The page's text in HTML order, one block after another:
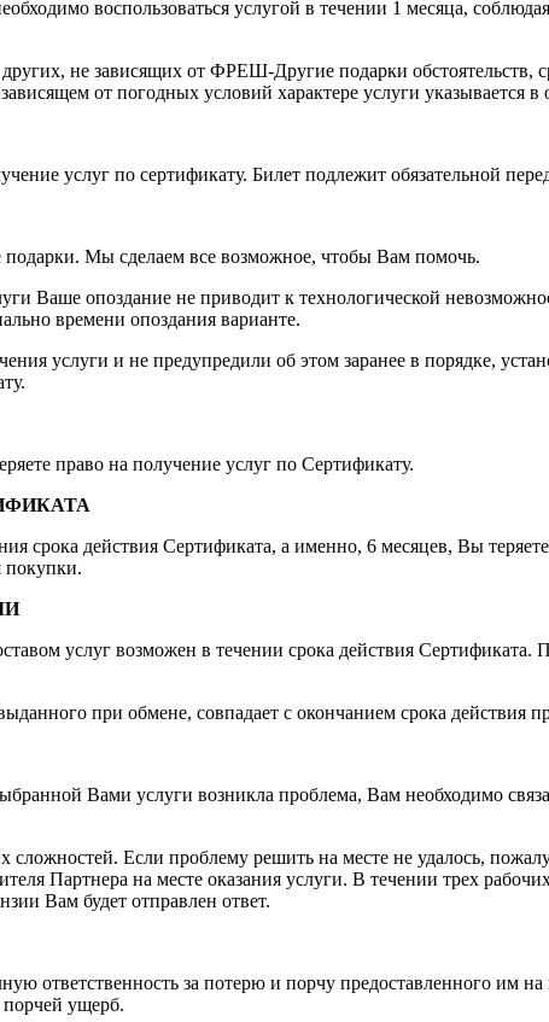
воспользоваться услугой в течении 1 месяца,
не зависящих от ФРЕШ-Другие подарки обстоятельств,
от погодных условий характере услуги указывается в
услуг по сертификату. Билет подлежит обязательной
Мы сделаем все возможное, чтобы Вам помочь.
Ваше опоздание не приводит к технологической
времени опоздания варианте.
услуги и не предупредили об этом заранее в порядке,
право на получение услуг по Сертификату.
срока действия Сертификата, а именно, 6 месяцев, Вы
покупки.
услуг возможен в течении срока действия
при обмене, совпадает с окончанием срока действия
Вами услуги возникла проблема, Вам необходимо
Если проблему решить на месте не удалось,
Партнера на месте оказания услуги. В течении трех
Вам будет отправлен ответ.
ответственность за потерю и порчу предоставленного им
ущерб.